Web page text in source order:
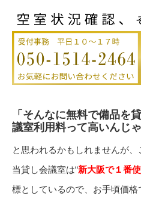
「そんなに無料で備品を
議室利用料って高いんじゃ
と思われるかもしれませんが、
当貸し会議室は“新大阪で１番
標としているので、お手頃価格